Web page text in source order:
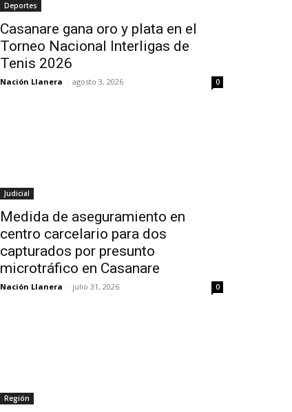
Deportes
Casanare gana oro y plata en el
Torneo Nacional Interligas de
Tenis 2026
Nación Llanera - agosto 3, 2026 0
Judicial
Medida de aseguramiento en
centro carcelario para dos
capturados por presunto
microtráfico en Casanare
Nación Llanera - julio 31, 2026 0
Región